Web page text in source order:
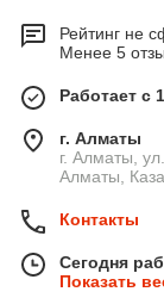
Рейтинг не
Менее 5
Работает с
г. Алматы
г. Алматы,
Алматы,
Контакты
Сегодня
Показать